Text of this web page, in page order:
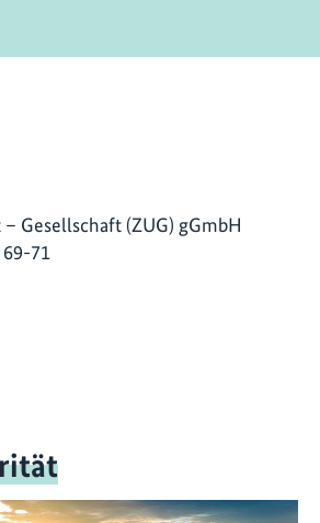
Gesellschaft (ZUG) gGmbH
71